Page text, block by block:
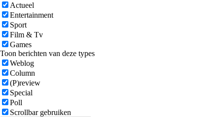
Actueel
Entertainment
Sport
Film & Tv
Games
Toon berichten van deze types
Weblog
Column
(P)review
Special
Poll
Scrollbar gebruiken